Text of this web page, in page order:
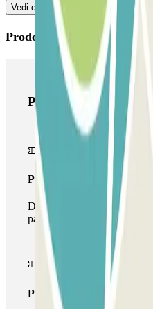
Vedi di più
Prodotti di Parclick
Prodotti di Parclick
Pass unico
Durante il tuo soggiorno
parcheggio una sola volta
Pass multiparking